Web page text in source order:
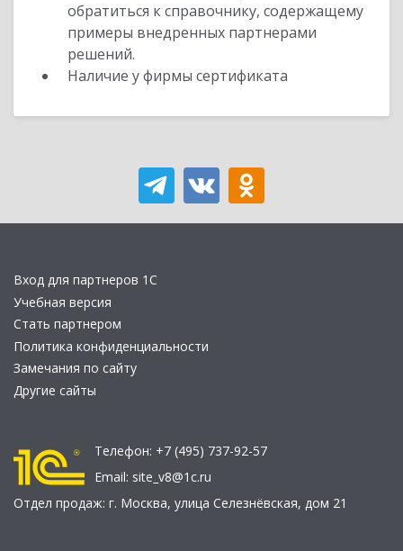
обратиться к справочнику, содержащему
примеры внедренных партнерами
решений.
Наличие у фирмы сертификата
Вход для партнеров 1С
Учебная версия
Стать партнером
Политика конфиденциальности
Замечания по сайту
Другие сайты
Телефон: +7 (495) 737-92-57
Email: site_v8@1c.ru
Отдел продаж: г. Москва, улица Селезнёвская, дом 21